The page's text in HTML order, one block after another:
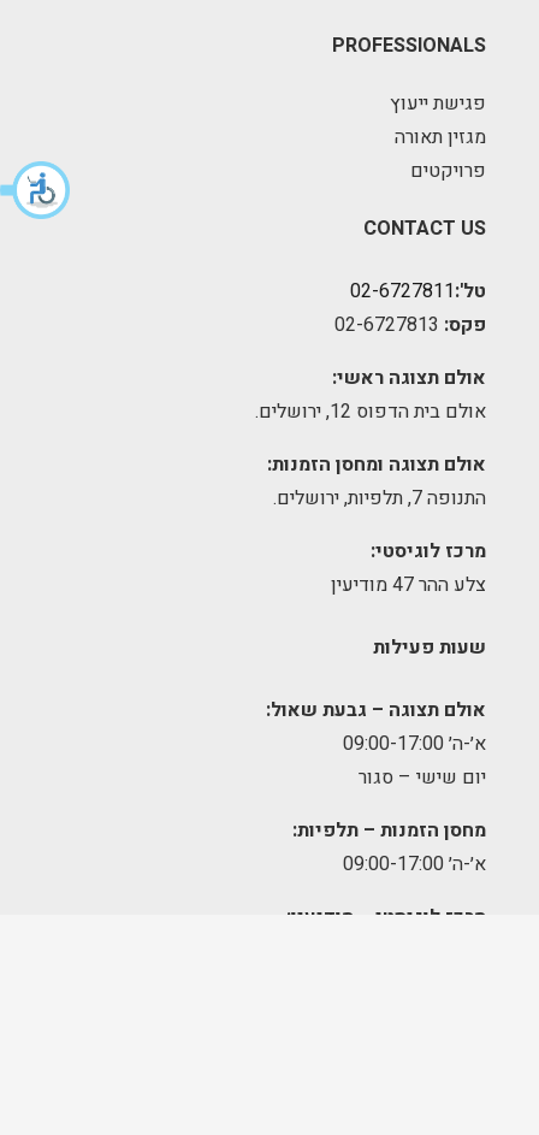
PROFESSIONALS
פגישת ייעוץ
מגזין תאורה
פרויקטים
CONTACT US
טל':02-6727811
פקס:
אולם תצוגה ראשי:
אולם בית הדפוס 12, ירושלים.
אולם תצוגה ומחסן הזמנות:
התנופה 7, תלפיות, ירושלים.
מרכז לוגיסטי:
צלע ההר 47 מודיעין
שעות פעילות
אולם תצוגה – גבעת שאול:
א׳-ה׳ 09:00-17:00
יום שישי – סגור
מחסן הזמנות – תלפיות:
א׳-ה׳ 09:00-17:00
מרכז לוגיסטי – מודיעין: